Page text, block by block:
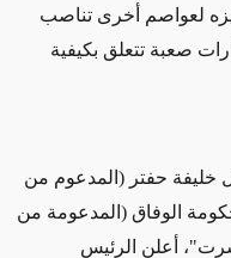
لعواصم أخرى تناصب
صعبة تتعلق بكيفية
خليفة حفتر (المدعوم من
الوفاق (المدعومة من
أعلن الرئيس